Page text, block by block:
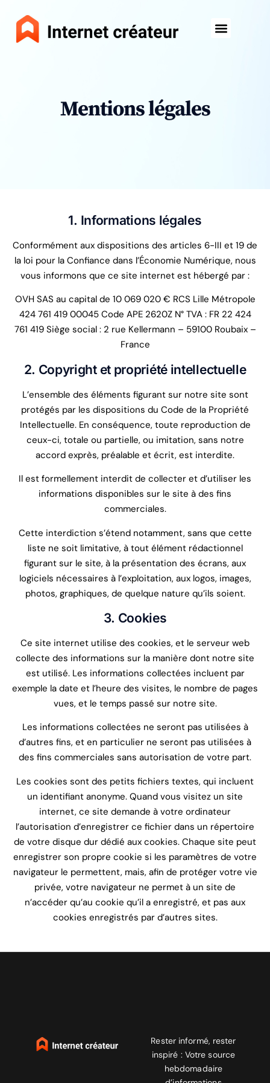
Mentions légales
1. Informations légales
Conformément aux dispositions des articles 6-III et 19 de
la loi pour la Confiance dans l’Économie Numérique, nous
vous informons que ce site internet est hébergé par :
OVH SAS au capital de 10 069 020 € RCS Lille Métropole
424 761 419 00045 Code APE 2620Z N° TVA : FR 22 424
761 419 Siège social : 2 rue Kellermann – 59100 Roubaix –
France
2. Copyright et propriété intellectuelle
L’ensemble des éléments figurant sur notre site sont
protégés par les dispositions du Code de la Propriété
Intellectuelle. En conséquence, toute reproduction de
ceux-ci, totale ou partielle, ou imitation, sans notre
accord exprès, préalable et écrit, est interdite.
Il est formellement interdit de collecter et d’utiliser les
informations disponibles sur le site à des fins
commerciales.
Cette interdiction s’étend notamment, sans que cette
liste ne soit limitative, à tout élément rédactionnel
figurant sur le site, à la présentation des écrans, aux
logiciels nécessaires à l’exploitation, aux logos, images,
photos, graphiques, de quelque nature qu’ils soient.
3. Cookies
Ce site internet utilise des cookies, et le serveur web
collecte des informations sur la manière dont notre site
est utilisé. Les informations collectées incluent par
exemple la date et l’heure des visites, le nombre de pages
vues, et le temps passé sur notre site.
Les informations collectées ne seront pas utilisées à
d’autres fins, et en particulier ne seront pas utilisées à
des fins commerciales sans autorisation de votre part.
Les cookies sont des petits fichiers textes, qui incluent
un identifiant anonyme. Quand vous visitez un site
internet, ce site demande à votre ordinateur
l’autorisation d’enregistrer ce fichier dans un répertoire
de votre disque dur dédié aux cookies. Chaque site peut
enregistrer son propre cookie si les paramètres de votre
navigateur le permettent, mais, afin de protéger votre vie
privée, votre navigateur ne permet à un site de
n’accéder qu’au cookie qu’il a enregistré, et pas aux
cookies enregistrés par d’autres sites.
Rester informé, rester
inspiré : Votre source
hebdomadaire